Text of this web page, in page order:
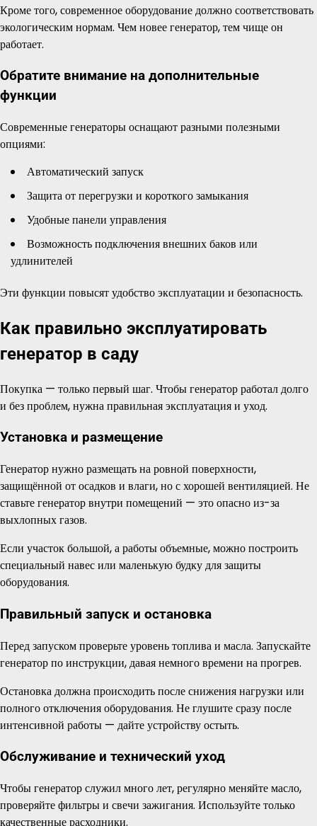
Кроме того, современное оборудование должно соответствовать
экологическим нормам. Чем новее генератор, тем чище он
работает.
Обратите внимание на дополнительные
функции
Современные генераторы оснащают разными полезными
опциями:
Автоматический запуск
Защита от перегрузки и короткого замыкания
Удобные панели управления
Возможность подключения внешних баков или
удлинителей
Эти функции повысят удобство эксплуатации и безопасность.
Как правильно эксплуатировать
генератор в саду
Покупка — только первый шаг. Чтобы генератор работал долго
и без проблем, нужна правильная эксплуатация и уход.
Установка и размещение
Генератор нужно размещать на ровной поверхности,
защищённой от осадков и влаги, но с хорошей вентиляцией. Не
ставьте генератор внутри помещений — это опасно из-за
выхлопных газов.
Если участок большой, а работы объемные, можно построить
специальный навес или маленькую будку для защиты
оборудования.
Правильный запуск и остановка
Перед запуском проверьте уровень топлива и масла. Запускайте
генератор по инструкции, давая немного времени на прогрев.
Остановка должна происходить после снижения нагрузки или
полного отключения оборудования. Не глушите сразу после
интенсивной работы — дайте устройству остыть.
Обслуживание и технический уход
Чтобы генератор служил много лет, регулярно меняйте масло,
проверяйте фильтры и свечи зажигания. Используйте только
качественные расходники.